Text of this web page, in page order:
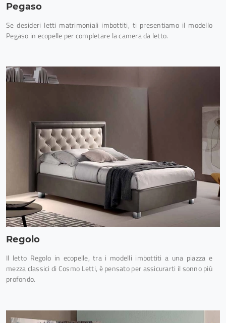
Pegaso
Se desideri letti matrimoniali imbottiti, ti presentiamo il modello
Pegaso in ecopelle per completare la camera da letto.
Regolo
Il letto Regolo in ecopelle, tra i modelli imbottiti a una piazza e
mezza classici di Cosmo Letti, è pensato per assicurarti il sonno più
profondo.